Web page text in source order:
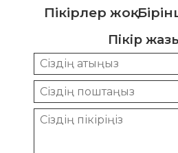
Пікірлер жоқ.
Пікір